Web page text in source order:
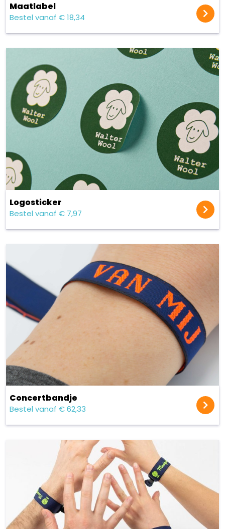
Maatlabel
Bestel vanaf € 18,34
Logosticker
Bestel vanaf € 7,97
Concert​bandje
Bestel vanaf € 62,33